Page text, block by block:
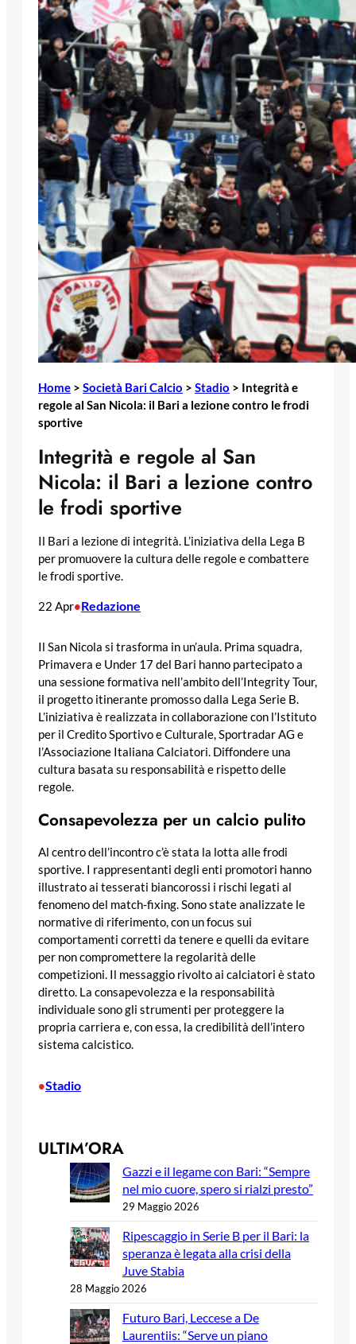
Home > Società Bari Calcio > Stadio > Integrità e
regole al San Nicola: il Bari a lezione contro le frodi
sportive
Integrità e regole al San
Nicola: il Bari a lezione contro
le frodi sportive
Il Bari a lezione di integrità. L’iniziativa della Lega B
per promuovere la cultura delle regole e combattere
le frodi sportive.
22 Apr•Redazione
Il San Nicola si trasforma in un’aula. Prima squadra,
Primavera e Under 17 del Bari hanno partecipato a
una sessione formativa nell’ambito dell’Integrity Tour,
il progetto itinerante promosso dalla Lega Serie B.
L’iniziativa è realizzata in collaborazione con l’Istituto
per il Credito Sportivo e Culturale, Sportradar AG e
l’Associazione Italiana Calciatori. Diffondere una
cultura basata su responsabilità e rispetto delle
regole.
Consapevolezza per un calcio pulito
Al centro dell’incontro c’è stata la lotta alle frodi
sportive. I rappresentanti degli enti promotori hanno
illustrato ai tesserati biancorossi i rischi legati al
fenomeno del match-fixing. Sono state analizzate le
normative di riferimento, con un focus sui
comportamenti corretti da tenere e quelli da evitare
per non compromettere la regolarità delle
competizioni. Il messaggio rivolto ai calciatori è stato
diretto. La consapevolezza e la responsabilità
individuale sono gli strumenti per proteggere la
propria carriera e, con essa, la credibilità dell’intero
sistema calcistico.
•Stadio
ULTIM’ORA
Gazzi e il legame con Bari: “Sempre
nel mio cuore, spero si rialzi presto”
29 Maggio 2026
Ripescaggio in Serie B per il Bari: la
speranza è legata alla crisi della
Juve Stabia
28 Maggio 2026
Futuro Bari, Leccese a De
Laurentiis: “Serve un piano